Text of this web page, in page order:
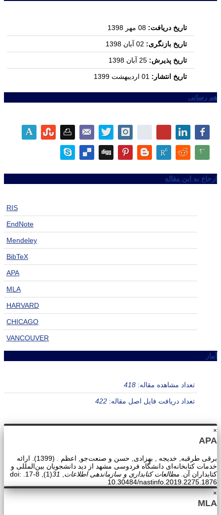
تاریخ دریافت:
تاریخ بازنگری:
تاریخ پذیرش:
تاریخ انتشار:
هم رسانی
ارجاع به این مقاله
RIS
EndNote
Mendeley
BibTeX
APA
MLA
HARVARD
CHICAGO
VANCOUVER
آمار
تعداد مشاهده مقاله: 418
تعداد دریافت فایل اصل مقاله: 422
×
APA
برقی طرقبه, خدیجه , بهزادی, حسن و صنعت‌جو, اعظم . (1399). ارائه
خدمات کتابخانه‌ای دانشگاه فردوسی مشهد از دید دانشجویان بین‌المللی و
کتابداران آن. مطالعات کتابداری و سازماندهی اطلاعات 31
(1), 8-17. doi:
10.30484/nastinfo.2019.2275.1876
×
MLA